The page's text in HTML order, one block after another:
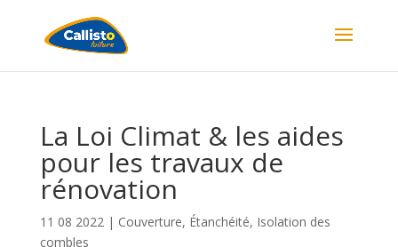
La Loi Climat & les aides
pour les travaux de
rénovation
11 08 2022| Couverture, Étanchéité, Isolation des
combles